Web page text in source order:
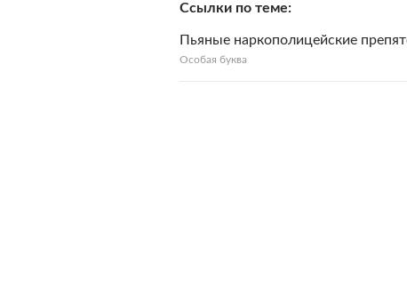
Ссылки по теме
Пьяные наркополицейские
Особая буква